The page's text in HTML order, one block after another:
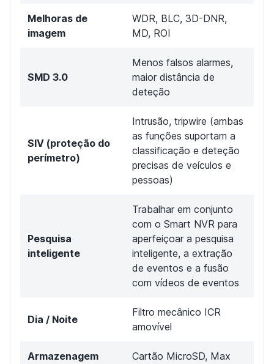
Melhoras de
imagem
WDR, BLC, 3D-DNR,
MD, ROI
SMD 3.0
Menos falsos alarmes,
maior distância de
deteção
SIV (proteção do
perímetro)
Intrusão, tripwire (ambas
as funções suportam a
classificação e deteção
precisas de veículos e
pessoas)
Pesquisa
inteligente
Trabalhar em conjunto
com o Smart NVR para
aperfeiçoar a pesquisa
inteligente, a extração
de eventos e a fusão
com vídeos de eventos
Dia / Noite
Filtro mecânico ICR
amovível
Armazenagem
Cartão MicroSD, Max